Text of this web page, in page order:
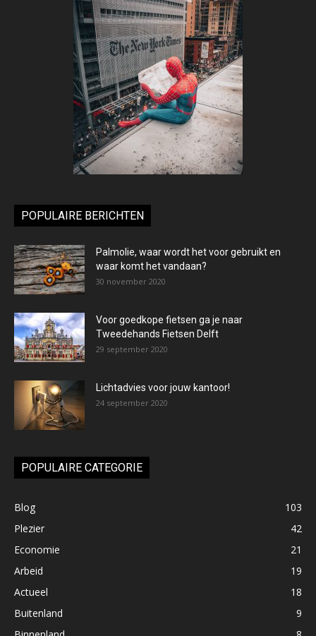
POPULAIRE BERICHTEN
Palmolie, waar wordt het voor gebruikt en
waar komt het vandaan?
30 november 2020
Voor goedkope fietsen ga je naar
Tweedehands Fietsen Delft
29 september 2020
Lichtadvies voor jouw kantoor!
24 september 2020
POPULAIRE CATEGORIE
Blog
103
Plezier
42
Economie
21
Arbeid
19
Actueel
18
Buitenland
9